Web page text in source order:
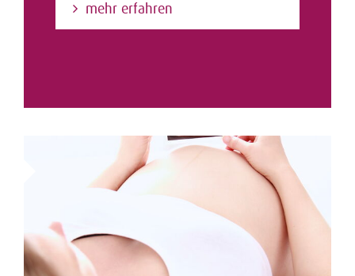
mehr erfahren